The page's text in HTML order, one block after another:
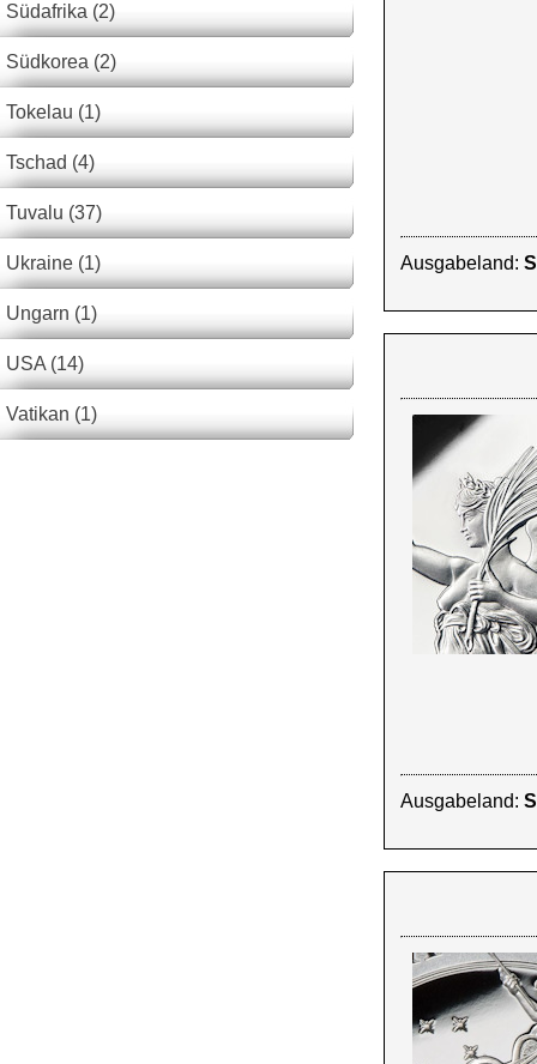
Südafrika (2)
Südkorea (2)
Tokelau (1)
Tschad (4)
Tuvalu (37)
Ukraine (1)
Ungarn (1)
USA (14)
Vatikan (1)
Ausgabeland:
Ausgabeland: